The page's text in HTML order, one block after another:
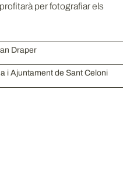
per fotografiar els
Draper
i Ajuntament de Sant Celoni